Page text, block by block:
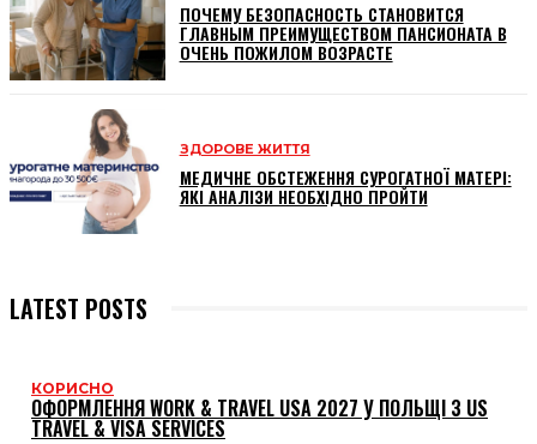
ПОЧЕМУ БЕЗОПАСНОСТЬ СТАНОВИТСЯ
ГЛАВНЫМ ПРЕИМУЩЕСТВОМ ПАНСИОНАТА В
ОЧЕНЬ ПОЖИЛОМ ВОЗРАСТЕ
ЗДОРОВЕ ЖИТТЯ
МЕДИЧНЕ ОБСТЕЖЕННЯ СУРОГАТНОЇ МАТЕРІ:
ЯКІ АНАЛІЗИ НЕОБХІДНО ПРОЙТИ
LATEST POSTS
КОРИСНО
ОФОРМЛЕННЯ WORK & TRAVEL USA 2027 У ПОЛЬЩІ З US
TRAVEL & VISA SERVICES